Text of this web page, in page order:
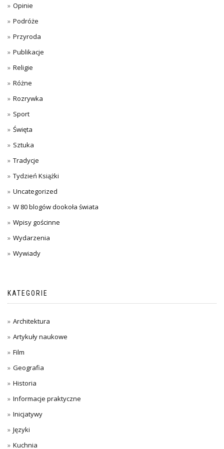
Opinie
Podróże
Przyroda
Publikacje
Religie
Różne
Rozrywka
Sport
Święta
Sztuka
Tradycje
Tydzień Książki
Uncategorized
W 80 blogów dookoła świata
Wpisy gościnne
Wydarzenia
Wywiady
KATEGORIE
Architektura
Artykuły naukowe
Film
Geografia
Historia
Informacje praktyczne
Inicjatywy
Języki
Kuchnia